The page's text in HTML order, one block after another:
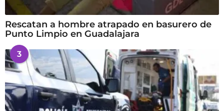
Rescatan a hombre atrapado en basurero de
Punto Limpio en Guadalajara
3